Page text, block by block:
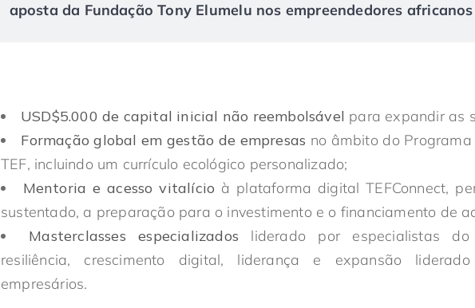
aposta da Fundação Tony Elumelu nos empreendedores
USD$5.000 de capital inicial não reembolsável para expandir as
Formação global em gestão de empresas no âmbito do
TEF, incluindo um currículo ecológico personalizado;
Mentoria e acesso vitalício à plataforma digital TEFConnect,
sustentado, a preparação para o investimento e o financiamento de
Masterclasses especializados liderado por especialistas
resiliência, crescimento digital, liderança e expansão
empresários.